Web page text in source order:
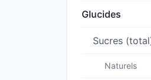
Glucides
Sucres
Naturels